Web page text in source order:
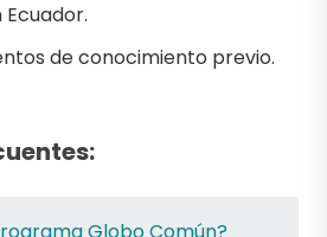
Ecuador.
de conocimiento previo.